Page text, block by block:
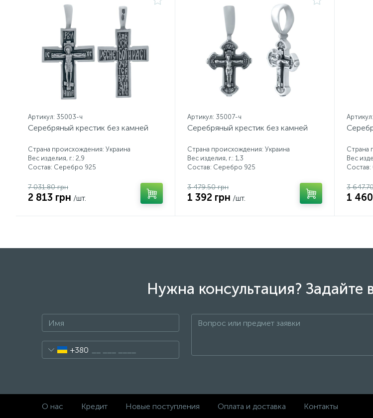
Артикул: 35003-ч
Серебряный крестик без камней
Страна происхождения: Украина
Вес изделия, г.: 2,9
Состав: Серебро 925
7 031.80 грн
2 813 грн /шт.
Артикул: 35007-ч
Серебряный крестик без камней
Страна происхождения: Украина
Вес изделия, г.: 1,3
Состав: Серебро 925
3 479.50 грн
1 392 грн /шт.
Страна
Вес
3
1
Нужна консультация? Задайте
+380
О нас Кредит Новые поступления Оплата и доставка Контакты